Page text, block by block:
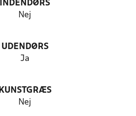
INDENDØRS
Nej
UDENDØRS
Ja
KUNSTGRÆS
Nej